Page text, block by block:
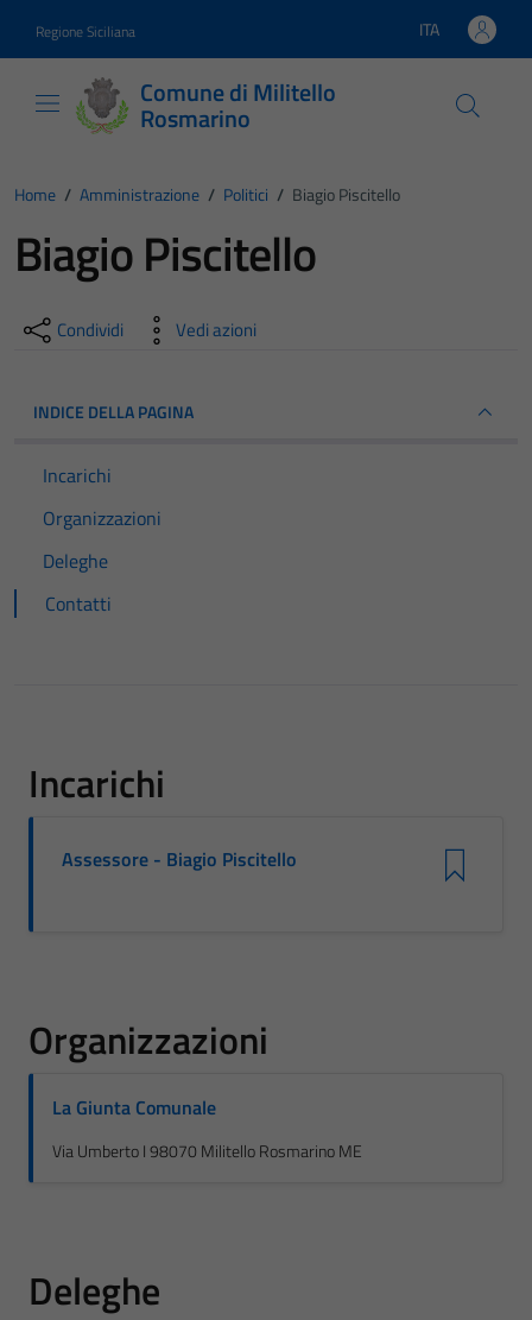
Regione Siciliana Lingua attiva:
ITA
Comune di Militello
Rosmarino
Home / Amministrazione / Politici / Biagio Piscitello
Biagio Piscitello
Condividi Vedi azioni
INDICE DELLA PAGINA
Incarichi
Organizzazioni
Deleghe
Contatti
Incarichi
Assessore - Biagio Piscitello
Organizzazioni
La Giunta Comunale
Via Umberto I 98070 Militello Rosmarino ME
Deleghe